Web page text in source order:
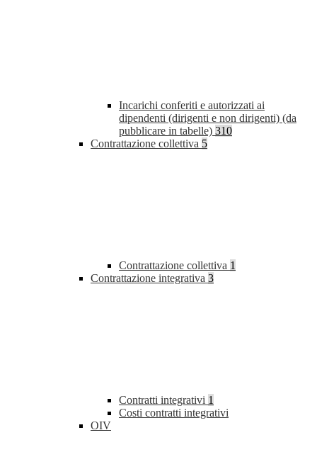
Incarichi conferiti e autorizzati ai
dipendenti (dirigenti e non dirigenti) (da
pubblicare in tabelle) 310
Contrattazione collettiva 5
Contrattazione collettiva 1
Contrattazione integrativa 3
Contratti integrativi 1
Costi contratti integrativi
OIV